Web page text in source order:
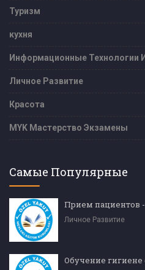
Туризм
кухня
Информационные Технологии
Личное Развитие
Красота
MYK Мастерство Экзамены
Самые Популярные
Прием пациентов
Личное Развитие
Обучение